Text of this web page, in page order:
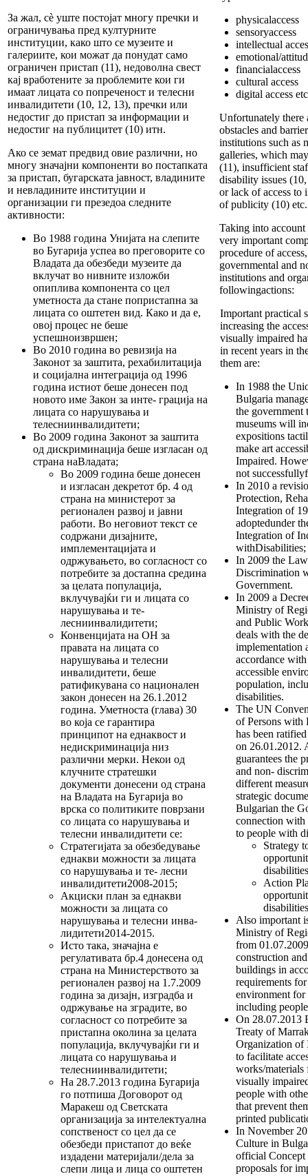
За жал, сè уште постојат многу пречки и
ограничувања пред културните
институции, како што се музеите и
галериите, кои можат да понудат само
ограничен пристап (11), недоволна свест
кај вработените за проблемите кои ги
имаат лицата со попреченост и телесни
инвалидитети (10, 12, 13), пречки или
недостиг до пристап за информации и
недостиг на публицитет (10) итн.
Ако се земат предвид овие различни, но
многу значајни компоненти во постапката
за пристап, бугарската јавност, владините
и невладините институции и
организации ги презедоа следните
активности:
Во 1988 година Унијата на слепите
во Бугарија успеа во преговорите со
Владата да обезбеди музеите да
вклучат во нивните изложби
опиплива компонента со цел
уметноста да стане попристапна за
лицата со оштетен вид. Како и да е,
овој процес не беше
успешноизвршен;
Во 2010 година во ревизија на
Законот за заштита, рехабилитација
и социјална интеграција од 1996
година истиот беше донесен под
новото име Закон за инте- грација на
лицата со нарушувања и
телесниинвалидитети;
Во 2009 година Законот за заштита
од дискриминација беше изгласан од
страна наВладата;
Во 2009 година беше донесен
и изгласан декретот бр. 4 од
страна на министерот за
регионален развој и јавни
работи. Во неговиот текст се
содржани дизајните,
имплементацијата и
одржувањето, во согласност со
потребите за достапна средина
за целата популација,
вклучувајќи ги и лицата со
нарушувања и те-
лесниинвалидитети;
Конвенцијата на ОН за
правата на лицата со
нарушувања и телесни
инвалидитети, беше
ратификувана со национален
закон донесен на 26.1.2012
година. Уметноста (глава) 30
во која се гарантира
принципот на еднаквост и
недискриминација низ
различни мерки. Некои од
клучните стратешки
документи донесени од страна
на Владата на Бугарија во
врска со политиките поврзани
со лицата со нарушувања и
телесни инвалидитети се:
Стратегијата за обезбедување
еднакви можности за лицата
со нарушувања и те- лесни
инвалидитети2008-2015;
Акциски план за еднакви
можности за лицата со
нарушувања и телесни инва-
лидитети2014-2015.
Исто така, значајна е
регулативата бр.4 донесена од
страна на Министерството за
регионален развој на 1.7.2009
година за дизајн, изградба и
одржување на зградите, во
согласност со потребите за
пристапна околина за целата
популација, вклучувајќи ги и
лицата со нарушувања и
телесниинвалидитети;
На 28.7.2013 година Бугарија
го потпиша Договорот од
Маракеш од Светската
организација за интелектуална
сопственост со цел да се
обезбеди пристапот до веќе
издадени материјали/дела за
слепи лица и лица со оштетен
physicalaccess
sensoryaccess
intellectual
emotional/
financialaccess
cultural access
digital access
Unfortunately there
obstacles and
institutions such as
galleries, which
(11), insufficient
disability issues
or lack of access to
of publicity (10) etc.
Taking into account
very important
procedure of
governmental and
institutions and
followingactions:
Important practical
increasing the
visually impaired
in recent years in
them are:
In 1988 the
Bulgaria
the government
museums will
expositions
make art
Impaired.
not
In 2010 a
Protection,
Integration of
adoptedunder
Integration of
withDisabilities;
In 2009 the
Discrimination
Government.
In 2009 a
Ministry of
and Public
deals with the
implementation
accordance
accessible
population,
disabilities.
The UN
of Persons with
has been
on 26.01.2012.
guarantees the
and non-
different
strategic
Bulgarian the
connection with
to people with
Strategy
Action
Also important
Ministry of
from
construction
buildings in
requirements
environment
including
On 28.07.2013
Treaty of
Organization of
to facilitate
works/materials
visually
people with
that prevent
printed
In November
Culture in
official Concept
proposals for